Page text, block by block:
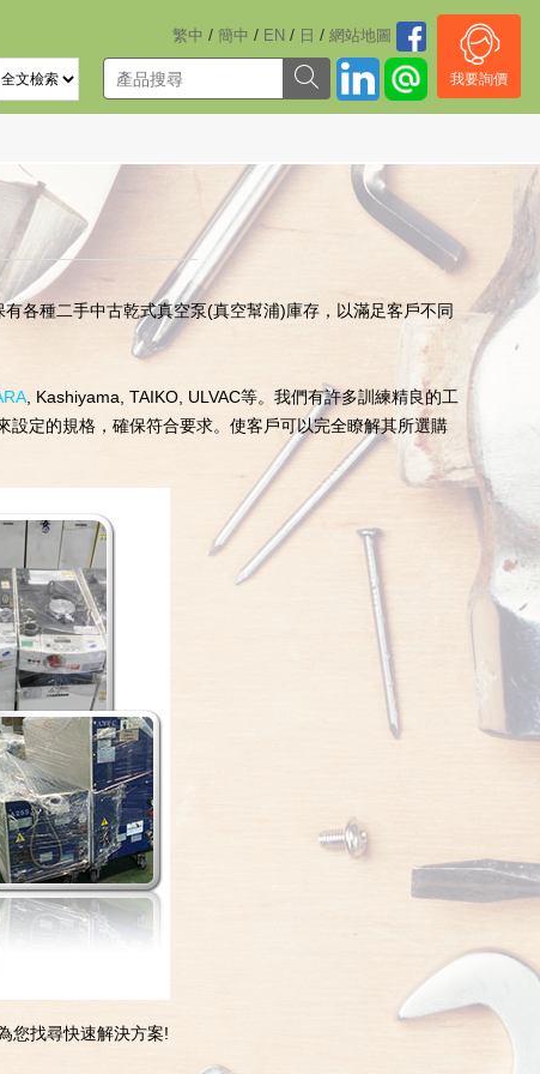
繁中 / 簡中 / EN / 日 / 網站地圖
我要詢價
各種二手中古乾式真空泵(真空幫浦)庫存，以滿足客戶不同
, Kashiyama, TAIKO, ULVAC等。我們有許多訓練精良的工
設定的規格，確保符合要求。使客戶可以完全瞭解其所選購
您找尋快速解決方案!